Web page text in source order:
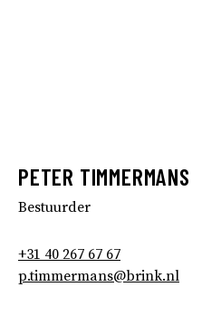
PETER TIMMERMANS
Bestuurder
+31 40 267 67 67
p.timmermans@brink.nl